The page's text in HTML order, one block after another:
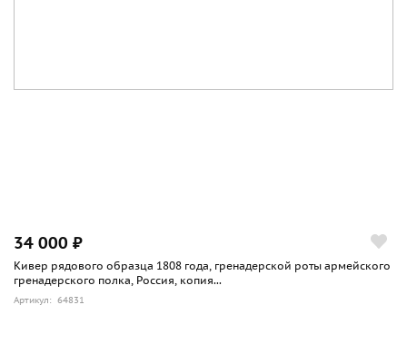
34 000 ₽
Кивер рядового образца 1808 года, гренадерской роты армейского
гренадерского полка, Россия, копия...
Артикул: 64831